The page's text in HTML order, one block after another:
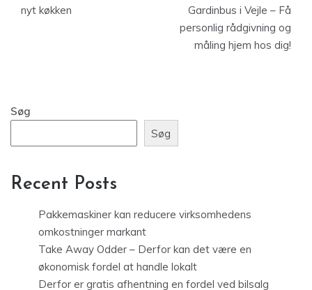
nyt køkken
Gardinbus i Vejle – Få
personlig rådgivning og
måling hjem hos dig!
Søg
Søg
Recent Posts
Pakkemaskiner kan reducere virksomhedens
omkostninger markant
Take Away Odder – Derfor kan det være en
økonomisk fordel at handle lokalt
Derfor er gratis afhentning en fordel ved bilsalg